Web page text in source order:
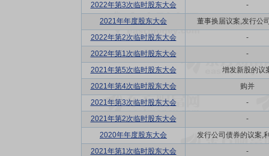
2022年第3次临时股东大会
-
2021年年度股东大会
董事换届议案,发行公
2022年第2次临时股东大会
-
2022年第1次临时股东大会
-
2021年第5次临时股东大会
增发新股的议
2021年第4次临时股东大会
购并
2021年第3次临时股东大会
-
2021年第2次临时股东大会
-
2020年年度股东大会
发行公司债券的议案,
2021年第1次临时股东大会
-